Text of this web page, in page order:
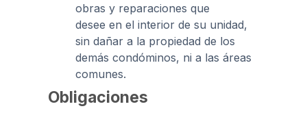
obras y reparaciones que
desee en el interior de su unidad,
sin dañar a la propiedad de los
demás condóminos, ni a las áreas
comunes.
Obligaciones